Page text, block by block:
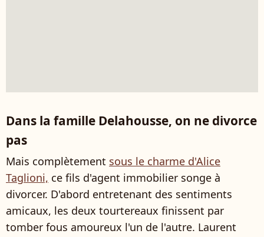
Dans la famille Delahousse, on ne divorce
pas
Mais complètement sous le charme d'Alice
Taglioni, ce fils d'agent immobilier songe à
divorcer. D'abord entretenant des sentiments
amicaux, les deux tourtereaux finissent par
tomber fous amoureux l'un de l'autre. Laurent